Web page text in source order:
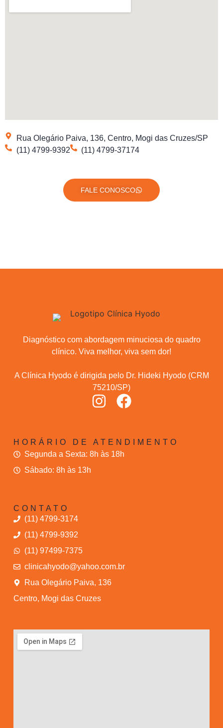
Rua Olegário Paiva, 136, Centro, Mogi das Cruzes/SP
(11) 4799-9392
(11) 4799-37174
FALE CONOSCO
Diagnóstico com abordagem minuciosa do quadro
clínico. Viva melhor, viva sem dor!
A Clínica Hyodo é dirigida pelo Dr. Hideki Hyodo (CRM
75210/SP)
HORÁRIO DE ATENDIMENTO
Segunda a Sexta: 8h às 18h
Sábado: 8h às 13h
CONTATO
(11) 4799-3174
(11) 4799-9392
(11) 97499-7375
clinicahyodo@yahoo.com.br
Rua Olegário Paiva, 136
Centro, Mogi das Cruzes